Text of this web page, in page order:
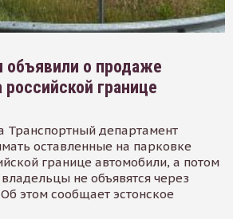
объявили о продаже
границе
Транспортный департамент
оставленные на парковке
границе автомобили, а потом
не объявятся через
этом сообщает эстонское